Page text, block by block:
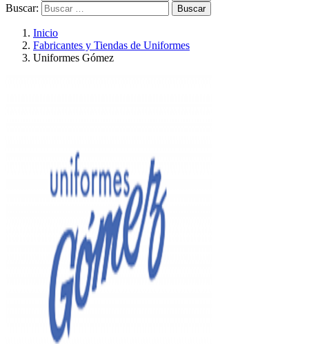
Buscar:
Inicio
Fabricantes y Tiendas de Uniformes
Uniformes Gómez